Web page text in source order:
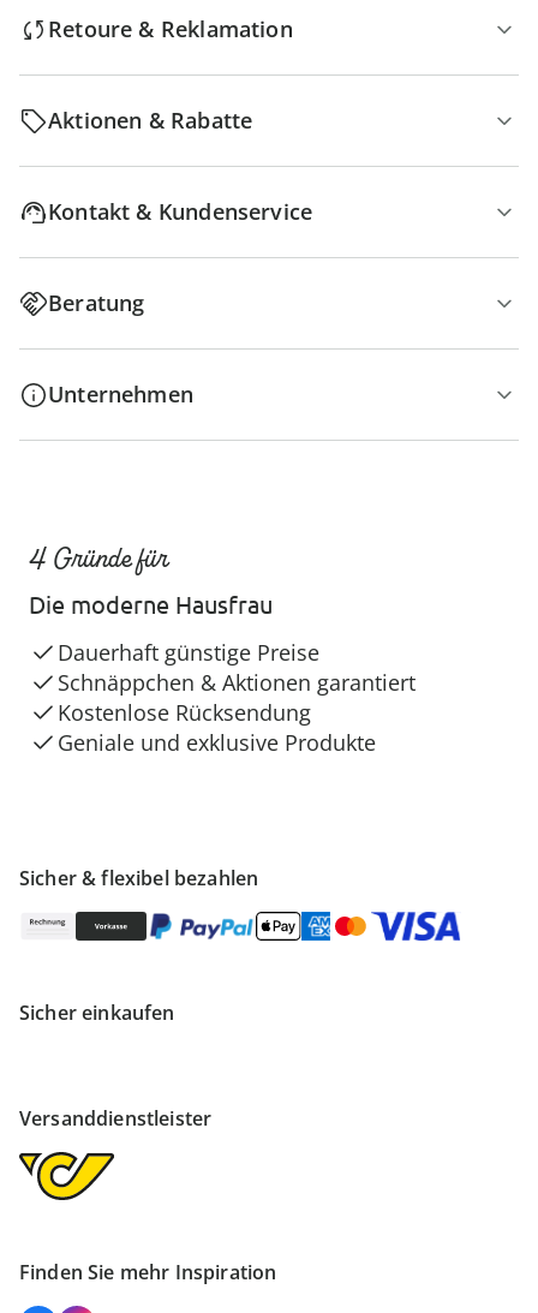
Retoure & Reklamation
Aktionen & Rabatte
Kontakt & Kundenservice
Beratung
Unternehmen
Sicher & flexibel bezahlen
Sicher einkaufen
Versanddienstleister
Finden Sie mehr Inspiration
4 Gründe für
Die moderne Hausfrau
Dauerhaft günstige Preise
Schnäppchen & Aktionen garantiert
Kostenlose Rücksendung
Geniale und exklusive Produkte